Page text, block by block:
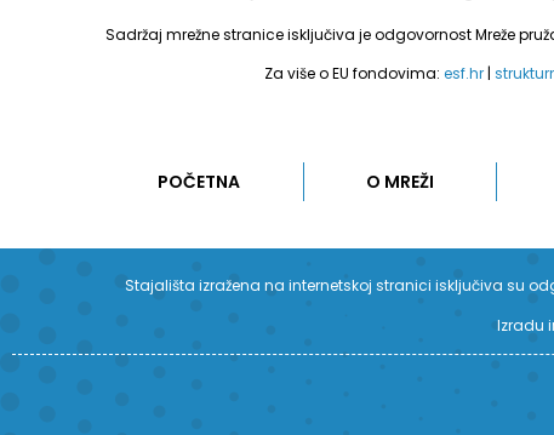
Sadržaj mrežne stranice isključiva je odgovornost Mreže
Za više o EU fondovima: esf.hr |
POČETNA O MREŽI
Stajališta izražena na internetskoj stranici isključiva su
Izradu